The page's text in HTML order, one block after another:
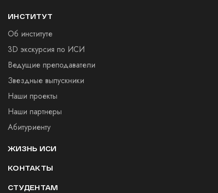
ИНСТИТУТ
Об институте
3D экскурсия по ИСИ
Ведущие преподаватели
Звездные выпускники
Наши проекты
Наши партнеры
Абитуриенту
ЖИЗНЬ ИСИ
КОНТАКТЫ
СТУДЕНТАМ